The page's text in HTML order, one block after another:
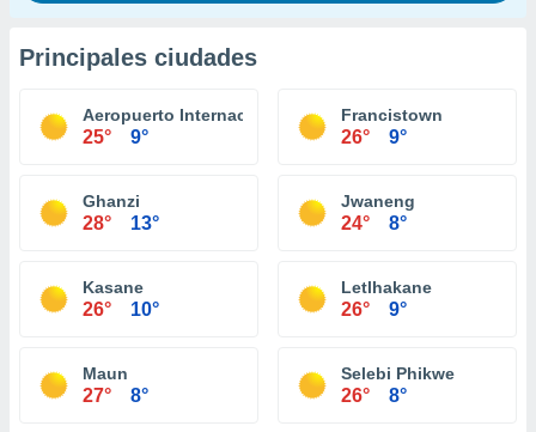
Principales ciudades
Aeropuerto Internacional Sir Seretse Khama
25° 9°
Francistown
26° 9°
Ghanzi
28° 13°
Jwaneng
24° 8°
Kasane
26° 10°
Letlhakane
26° 9°
Maun
27° 8°
Selebi Phikwe
26° 8°